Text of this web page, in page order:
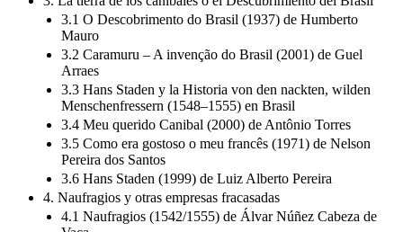
3.1 O Descobrimento do Brasil (1937) de Humberto
Mauro
3.2 Caramuru – A invenção do Brasil (2001) de Guel
Arraes
3.3 Hans Staden y la Historia von den nackten, wilden
Menschenfressern (1548–1555) en Brasil
3.4 Meu querido Canibal (2000) de Antônio Torres
3.5 Como era gostoso o meu francês (1971) de Nelson
Pereira dos Santos
3.6 Hans Staden (1999) de Luiz Alberto Pereira
4. Naufragios y otras empresas fracasadas
4.1 Naufragios (1542/1555) de Álvar Núñez Cabeza de